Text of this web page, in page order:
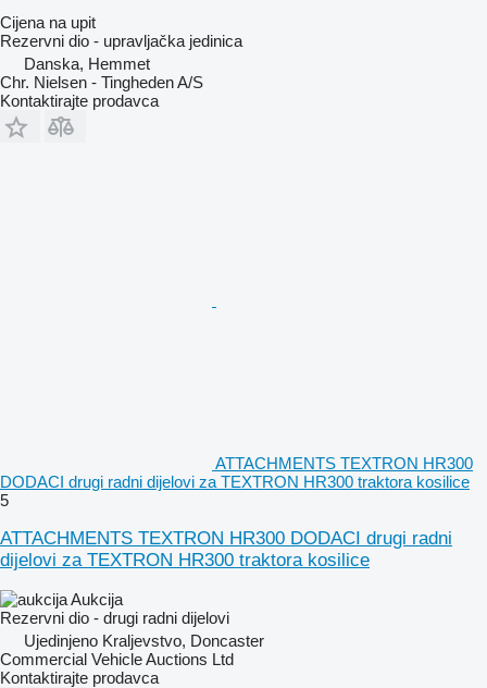
Cijena na upit
Rezervni dio - upravljačka jedinica
Danska, Hemmet
Chr. Nielsen - Tingheden A/S
Kontaktirajte prodavca
ATTACHMENTS TEXTRON HR300
DODACI drugi radni dijelovi za TEXTRON HR300 traktora kosilice
5
ATTACHMENTS TEXTRON HR300 DODACI drugi radni
dijelovi za TEXTRON HR300 traktora kosilice
Aukcija
Rezervni dio - drugi radni dijelovi
Ujedinjeno Kraljevstvo, Doncaster
Commercial Vehicle Auctions Ltd
Kontaktirajte prodavca